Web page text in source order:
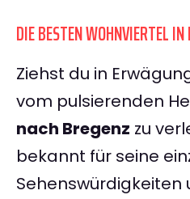
DIE BESTEN WOHNVIERTEL IN
Ziehst du in
vom pulsierenden
nach Bregenz zu
bekannt für seine